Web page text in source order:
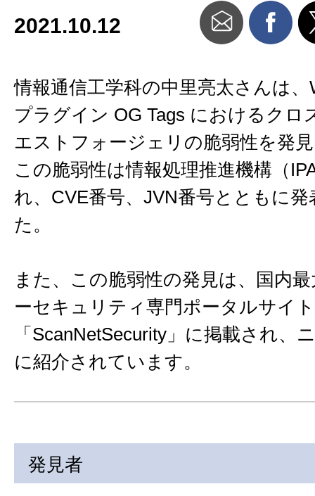
2021.10.12
情報通信工学科の中里亮太さんは、
プラグイン OG Tags におけるクロ
エストフォージェリの脆弱性を発
この脆弱性は情報処理推進機構（
れ、CVE番号、JVN番号とともに
た。
また、この脆弱性の発見は、国内
ーセキュリティ専門ポータルサイト
「ScanNetSecurity」に掲載され、
に紹介されています。
発見者